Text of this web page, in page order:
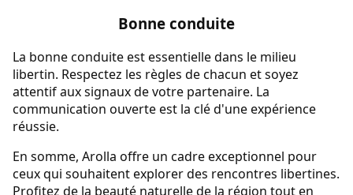
Bonne conduite
La bonne conduite est essentielle dans le milieu
libertin. Respectez les règles de chacun et soyez
attentif aux signaux de votre partenaire. La
communication ouverte est la clé d'une expérience
réussie.
En somme, Arolla offre un cadre exceptionnel pour
ceux qui souhaitent explorer des rencontres libertines.
Profitez de la beauté naturelle de la région tout en